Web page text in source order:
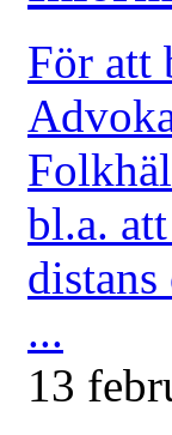
För att
bl.a.
...
13